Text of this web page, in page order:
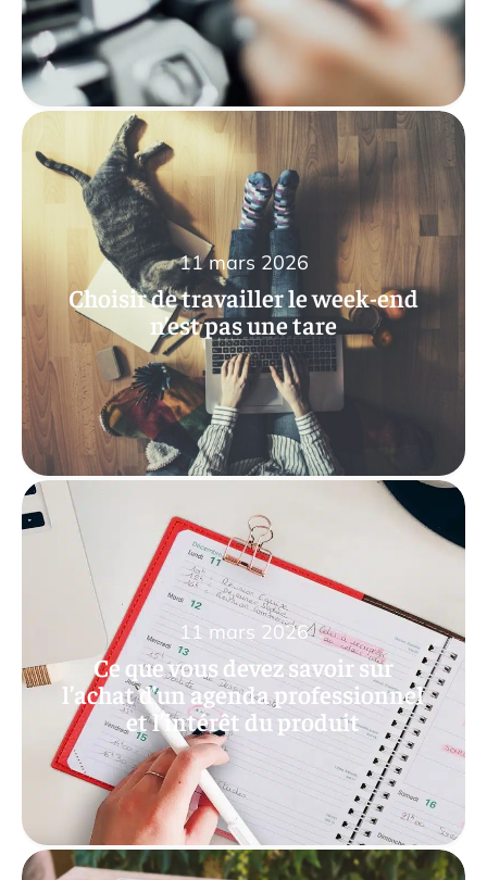
Choisir de travailler le week-end
n’est pas une tare
11 mars 2026
Ce que vous devez savoir sur
l’achat d’un agenda professionnel
et l’intérêt du produit
11 mars 2026